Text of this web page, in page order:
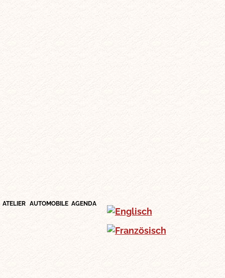
ATELIER AUTOMOBILE AGENDA